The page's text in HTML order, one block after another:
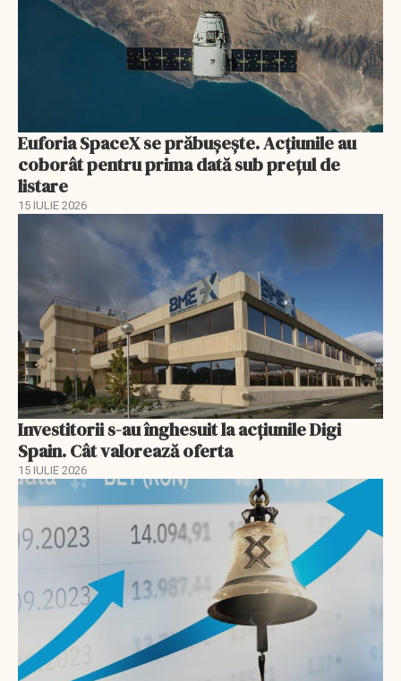
Euforia SpaceX se prăbușește. Acțiunile au
coborât pentru prima dată sub prețul de
listare
15 IULIE 2026
Investitorii s-au înghesuit la acțiunile Digi
Spain. Cât valorează oferta
15 IULIE 2026